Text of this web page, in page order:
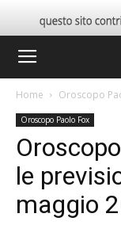
Home Oroscopo
Oroscopo Paolo Fox
le
maggio